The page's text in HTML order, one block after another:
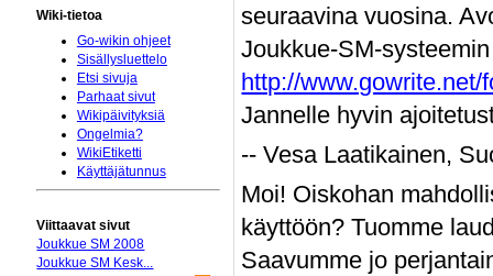
seuraavina vuosina.
Joukkue-SM-
http://
Jannelle hyvin
-- Vesa Laatikainen,
Moi! Oiskohan
käyttöön? Tuomme
Saavumme jo
Wiki-tietoa
Go-wikin ohjeet
Sisällysluettelo
Etsi sivuja
Parhaat sivut
Wikipäivityksiä
Ongelmia?
WikiEtiketti
Käyttäjätunnus
Viittaavat sivut
Joukkue SM 2008
Joukkue SM Kesk...